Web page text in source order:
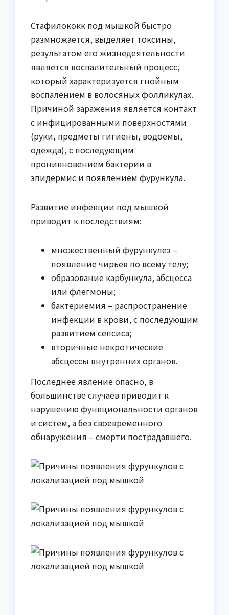
Стафилококк под мышкой быстро
размножается, выделяет токсины,
результатом его жизнедеятельности
является воспалительный процесс,
который характеризуется гнойным
воспалением в волосяных фолликулах.
Причиной заражения является контакт
с инфицированными поверхностями
(руки, предметы гигиены, водоемы,
одежда), с последующим
проникновением бактерии в
эпидермис и появлением фурункула.
Развитие инфекции под мышкой
приводит к последствиям:
множественный фурункулез –
появление чирьев по всему телу;
образование карбункула, абсцесса
или флегмоны;
бактериемия – распространение
инфекции в крови, с последующим
развитием сепсиса;
вторичные некротические
абсцессы внутренних органов.
Последнее явление опасно, в
большинстве случаев приводит к
нарушению функциональности органов
и систем, а без своевременного
обнаружения – смерти пострадавшего.